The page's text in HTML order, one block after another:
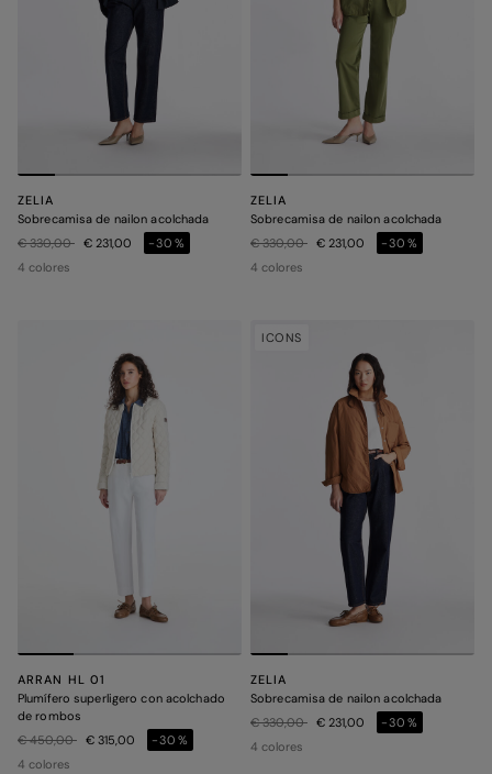
ZELIA
Sobrecamisa de nailon acolchada
Precio rebajado de
€ 330,00a € 231,00
-30%
4 colores
ZELIA
Sobrecamisa de nailon acolchada
Precio rebajado de
€ 330,00a € 231,00
-30%
4 colores
ARRAN HL 01
Plumífero superligero con acolchado
de rombos
Precio rebajado de
€ 450,00a € 315,00
-30%
4 colores
ICONS
ZELIA
Sobrecamisa de nailon acolchada
Precio rebajado de
€ 330,00a € 231,00
-30%
4 colores